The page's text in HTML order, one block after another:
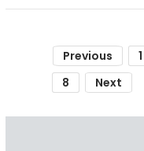
Previous 1
8
Next